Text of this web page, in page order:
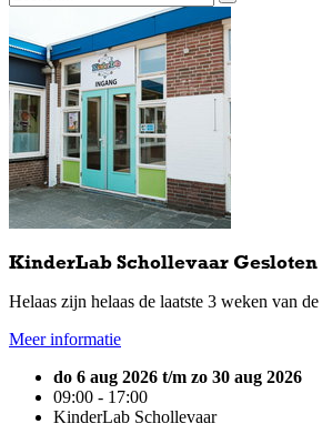
KinderLab Schollevaar Gesloten
Helaas zijn helaas de laatste 3 weken van
Meer informatie
do 6 aug 2026 t/m zo 30 aug 2026
09:00 - 17:00
KinderLab Schollevaar